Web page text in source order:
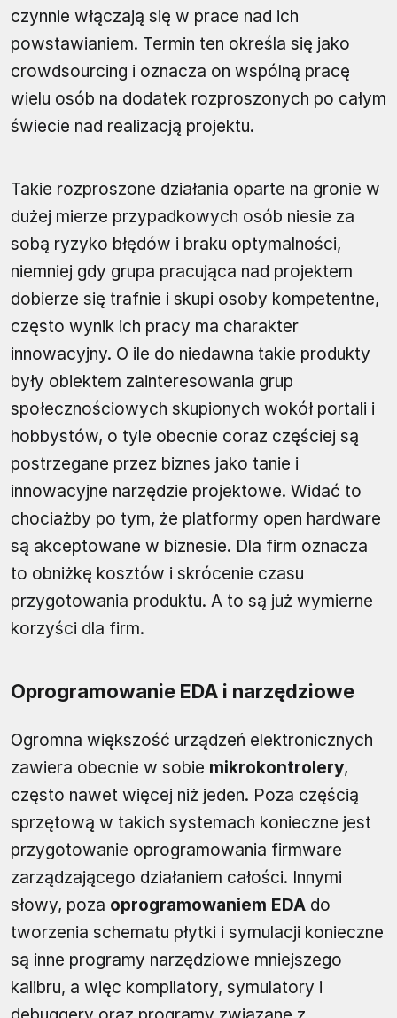
czynnie włączają się w prace nad ich
powstawianiem. Termin ten określa się jako
crowdsourcing i oznacza on wspólną pracę
wielu osób na dodatek rozproszonych po całym
świecie nad realizacją projektu.
Takie rozproszone działania oparte na gronie w
dużej mierze przypadkowych osób niesie za
sobą ryzyko błędów i braku optymalności,
niemniej gdy grupa pracująca nad projektem
dobierze się trafnie i skupi osoby kompetentne,
często wynik ich pracy ma charakter
innowacyjny. O ile do niedawna takie produkty
były obiektem zainteresowania grup
społecznościowych skupionych wokół portali i
hobbystów, o tyle obecnie coraz częściej są
postrzegane przez biznes jako tanie i
innowacyjne narzędzie projektowe. Widać to
chociażby po tym, że platformy open hardware
są akceptowane w biznesie. Dla firm oznacza
to obniżkę kosztów i skrócenie czasu
przygotowania produktu. A to są już wymierne
korzyści dla firm.
Oprogramowanie EDA i narzędziowe
Ogromna większość urządzeń elektronicznych
zawiera obecnie w sobie mikrokontrolery,
często nawet więcej niż jeden. Poza częścią
sprzętową w takich systemach konieczne jest
przygotowanie oprogramowania firmware
zarządzającego działaniem całości. Innymi
słowy, poza oprogramowaniem EDA do
tworzenia schematu płytki i symulacji konieczne
są inne programy narzędziowe mniejszego
kalibru, a więc kompilatory, symulatory i